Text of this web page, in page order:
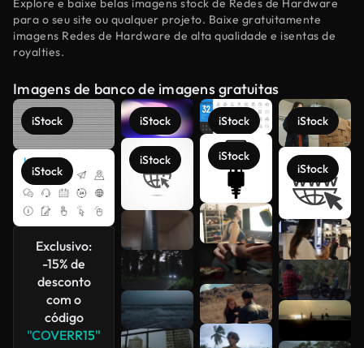
Explore e baixe belas imagens stock de Redes de Hardware
para o seu site ou qualquer projeto. Baixe gratuitamente
imagens Redes de Hardware de alta qualidade e isentas de
royalties.
Imagens de banco de imagens gratuitas
iStock
iStock
Exclusivo:
-15% de
desconto
com o
código
"COVERR15"
iStock
iStock
iStock
iStock
iStock
iStock
Veja mais